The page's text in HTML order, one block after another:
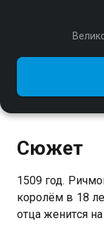
Сюжет
1509 год.
королём в 18
отца женится